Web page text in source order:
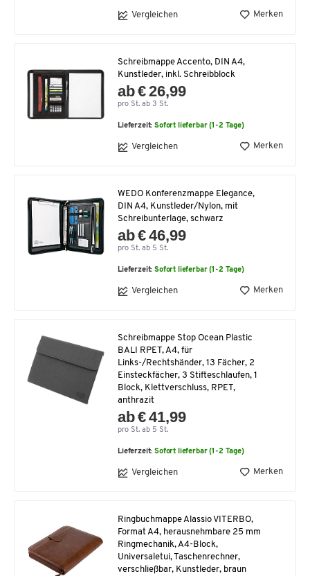
Vergleichen Merken
Schreibmappe Accento, DIN A4,
Kunstleder, inkl. Schreibblock
ab € 26,99
pro St. ab 3 St.
Lieferzeit:Sofort lieferbar (1-2 Tage)
Vergleichen Merken
WEDO Konferenzmappe Elegance,
DIN A4, Kunstleder/Nylon, mit
Schreibunterlage, schwarz
ab € 46,99
pro St. ab 5 St.
Lieferzeit:Sofort lieferbar (1-2 Tage)
Vergleichen Merken
Schreibmappe Stop Ocean Plastic
BALI RPET, A4, für
Links-/Rechtshänder, 13 Fächer, 2
Einsteckfächer, 3 Stifteschlaufen, 1
Block, Klettverschluss, RPET,
anthrazit
ab € 41,99
pro St. ab 5 St.
Lieferzeit:Sofort lieferbar (1-2 Tage)
Vergleichen Merken
Ringbuchmappe Alassio VITERBO,
Format A4, herausnehmbare 25 mm
Ringmechanik, A4-Block,
Universaletui, Taschenrechner,
verschließbar, Kunstleder, braun